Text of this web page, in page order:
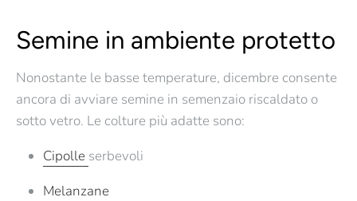
Semine in ambiente protetto
Nonostante le basse temperature, dicembre consente
ancora di avviare semine in semenzaio riscaldato o
sotto vetro. Le colture più adatte sono:
Cipolle serbevoli
Melanzane